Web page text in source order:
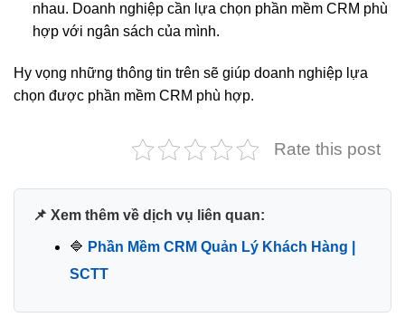
nhau. Doanh nghiệp cần lựa chọn phần mềm CRM phù
hợp với ngân sách của mình.
Hy vọng những thông tin trên sẽ giúp doanh nghiệp lựa
chọn được phần mềm CRM phù hợp.
Rate this post
📌 Xem thêm về dịch vụ liên quan:
🔷 Phần Mềm CRM Quản Lý Khách Hàng |
SCTT